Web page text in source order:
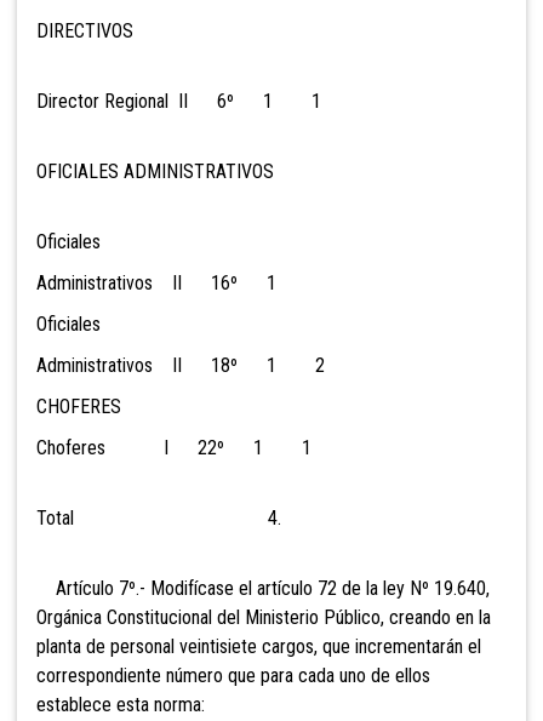
DIRECTIVOS
Director Regional II 6º 1 1
OFICIALES ADMINISTRATIVOS
Oficiales
Administrativos II 16º 1
Oficiales
Administrativos II 18º 1 2
CHOFERES
Choferes I 22º 1 1
Total 4.
Artículo 7º.- Modifícase el artículo 72 de la ley Nº 19.640,
Orgánica Constitucional del Ministerio Público, creando en la
planta de personal veintisiete cargos, que incrementarán el
correspondiente número que para cada uno de ellos
establece esta norma: